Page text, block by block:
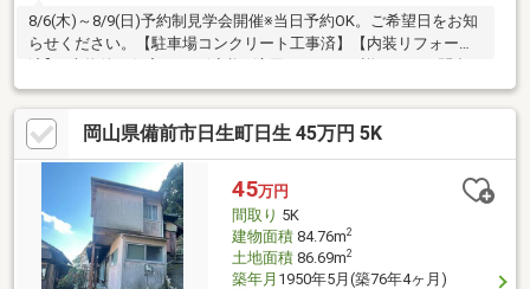
8/6(木)～8/9(日)予約制見学会開催※当日予約OK。ご希望日をお知
らせください。【駐車場コンクリート工事済】【内装リフォーム
せください。自社売主物件につき随時内覧可能です。お電話かメ
ールでご希望日をお知らせください。【リフォーム内容】トイレ
新品交換、洗面台鏡交換、1階床自然塗装、駐車場拡幅工事、駐車
場土間新設工事、照明新設、ハウスクリーニング、白蟻防除工事
【おすすめポイント】・雨漏り、構造上主要な部分の欠陥や・腐
食、給排水管の故障や漏水についてお引渡しより２年間保証・シ
ロアリ防除工事施工後5年間保証
岡山県備前市日生町日生 45万円 5K
45万円
間取り 5K
建物面積84.76m2
土地面積86.69m2
築年月 1950年5月(築76年4ヶ月)